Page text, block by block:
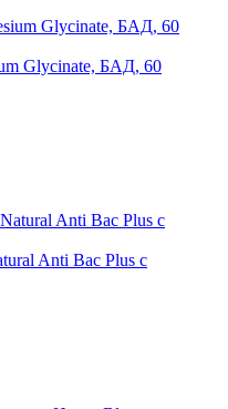
Glycinate, БАД, 60
Anti Bac Plus с